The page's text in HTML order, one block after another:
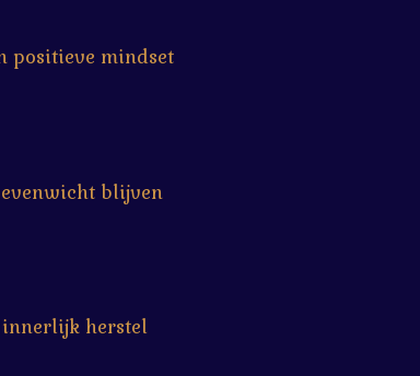
positieve mindset
blijven
innerlijk herstel